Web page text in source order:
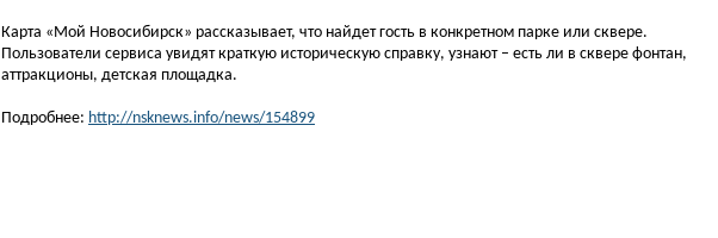
Карта «Мой Новосибирск» рассказывает, что найдет гость в конкретном парке или сквере.
Пользователи сервиса увидят краткую историческую справку, узнают – есть ли в сквере фонтан,
аттракционы, детская площадка.
Подробнее: http://nsknews.info/news/154899